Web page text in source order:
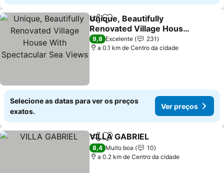
PartilharAdicionar aos favoritos
Unique, Beautifully
Renovated Village House
With Spectacular Sea
Views
9,8 Excelente
231
a 0.1 km de Centro da cidade
Selecione as datas para ver os preços
exatos.
Ver preços
PartilharAdicionar aos favoritos
VILLA GABRIEL
8,4 Muito boa
10
a 0.2 km de Centro da cidade